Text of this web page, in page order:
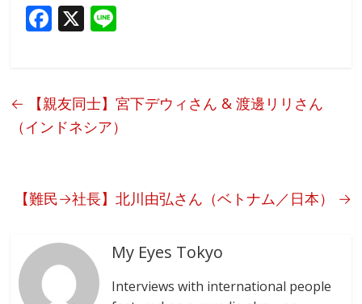
F
b
o
X
←
【親友同士】宮下デウィさん & 渡邊リリさん
（インドネシア）
【難民→社長】北川由弘さん（ベトナム／日本） →
My Eyes Tokyo
Interviews with international people